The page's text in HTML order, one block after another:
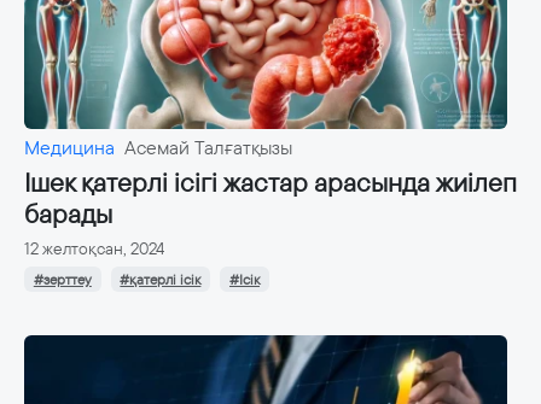
Медицина Асемай Талғатқызы
Ішек қатерлі ісігі жастар арасында жиілеп
барады
12 желтоқсан, 2024
#зерттеу #қатерлі ісік #Ісік